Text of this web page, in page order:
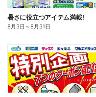
暑さに役立つアイテム満載!
8月3日 ～8月31日